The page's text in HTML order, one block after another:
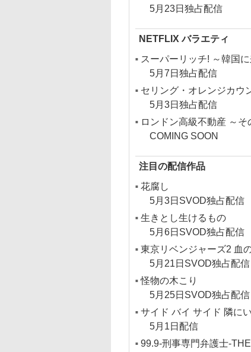
5月23日独占配信
NETFLIX バラエティ
スーパーリッチ! ～韓国
5月7日独占配信
セリング・オレンジカウ
5月3日独占配信
ロンドン高級不動産 ～
COMING SOON
注目の配信作品
花腐し
5月3日SVOD独占配信
生きとし生けるもの
5月6日SVOD独占配信
東京リベンジャーズ2 血
5月21日SVOD独占配信
怪物の木こり
5月25日SVOD独占配信
サイド バイ サイド 隣に
5月1日配信
99.9-刑事専門弁護士-